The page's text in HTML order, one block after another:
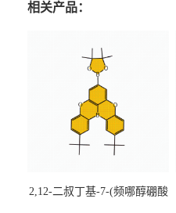
相关产品：
2,12-二叔丁基-7-(频哪醇硼酸